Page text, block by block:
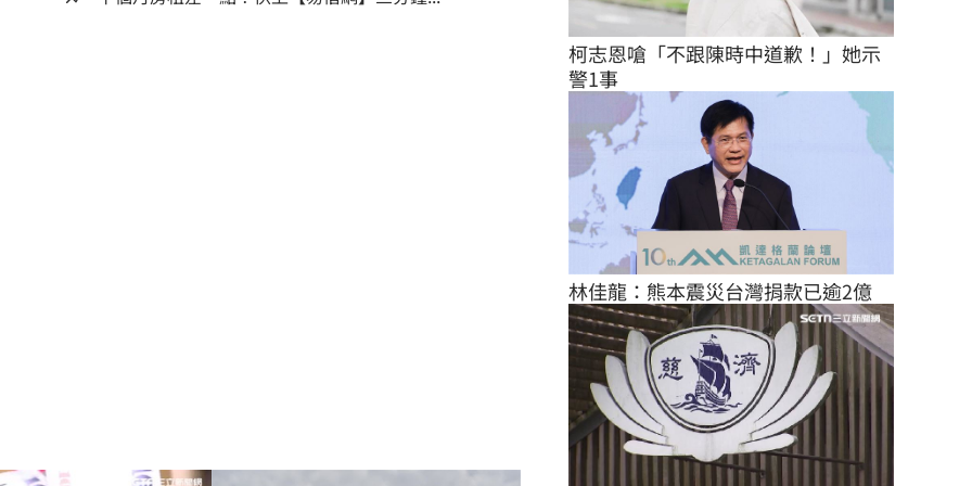
柯志恩嗆「不跟陳時中道歉！」她示
警1事
林佳龍：熊本震災台灣捐款已逾2億